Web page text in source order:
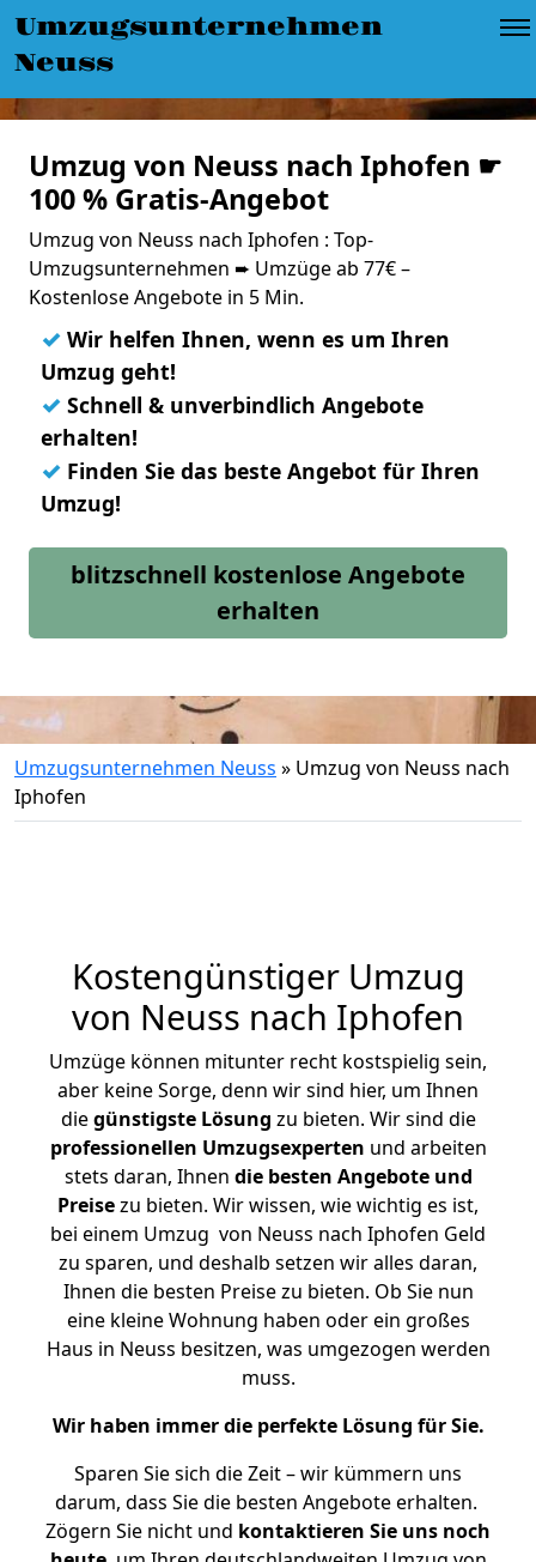
Umzugsunternehmen
Neuss
Umzug von Neuss nach Iphofen ☛
100 % Gratis-Angebot
Umzug von Neuss nach Iphofen : Top-
Umzugsunternehmen ➨ Umzüge ab 77€ –
Kostenlose Angebote in 5 Min.
✓ Wir helfen Ihnen, wenn es um Ihren
Umzug geht!
✓ Schnell & unverbindlich Angebote
erhalten!
✓ Finden Sie das beste Angebot für Ihren
Umzug!
blitzschnell kostenlose Angebote
erhalten
Umzugsunternehmen Neuss » Umzug von Neuss nach
Iphofen
Kostengünstiger Umzug
von Neuss nach Iphofen
Umzüge können mitunter recht kostspielig sein,
aber keine Sorge, denn wir sind hier, um Ihnen
diegünstigste Lösung zu bieten. Wir sind die
professionellen Umzugsexperten und arbeiten
stets daran, Ihnen die besten Angebote und
Preisezu bieten. Wir wissen, wie wichtig es ist,
bei einem Umzug von Neuss nach Iphofen Geld
zu sparen, und deshalb setzen wir alles daran,
Ihnen die besten Preise zu bieten. Ob Sie nun
eine kleine Wohnung haben oder ein großes
Haus in Neuss besitzen, was umgezogen werden
muss.
Wir haben immer die perfekte Lösung für Sie.
Sparen Sie sich die Zeit – wir kümmern uns
darum, dass Sie die besten Angebote erhalten.
Zögern Sie nicht und kontaktieren Sie uns noch